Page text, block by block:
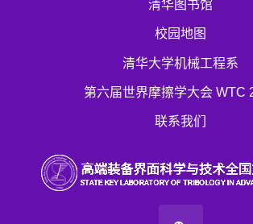
清华图书馆
校园地图
清华大学机械工程系
第六届世界摩擦学大会 WTC
联系我们